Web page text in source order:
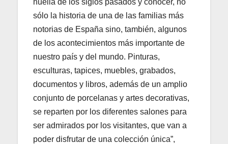
sólo la historia de una de las familias más
notorias de España sino, también, algunos
de los acontecimientos más importante de
nuestro país y del mundo. Pinturas,
esculturas, tapices, muebles, grabados,
documentos y libros, además de un amplio
conjunto de porcelanas y artes decorativas,
se reparten por los diferentes salones para
ser admirados por los visitantes, que van a
poder disfrutar de una colección única”,